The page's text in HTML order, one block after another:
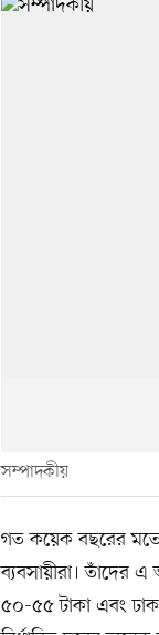
সম্পাদকীয়
গত কয়েক বছরের
ব্যবসায়ীরা। তাঁদের
৫০-৫৫ টাকা এবং